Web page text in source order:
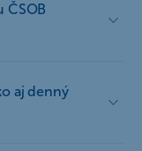
ČSOB
aj denný